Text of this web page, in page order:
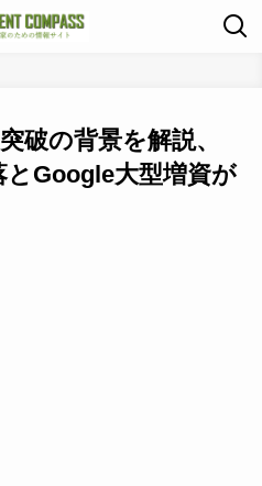
破の背景を解説、
Google大型増資が